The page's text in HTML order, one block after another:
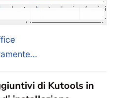
di Kutools in